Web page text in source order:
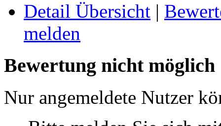
Detail Übersicht |
melden
Bewertung nicht möglich
Nur angemeldete Nutzer